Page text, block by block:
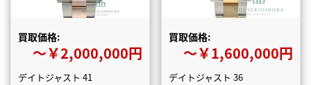
買取価格:
〜￥2,000,000円
デイトジャスト 41
買取価格:
〜￥1,600,000円
デイトジャスト 36